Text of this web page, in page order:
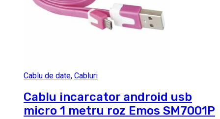
Cablu de date, Cabluri
Cablu incarcator android usb
micro 1 metru roz Emos SM7001P